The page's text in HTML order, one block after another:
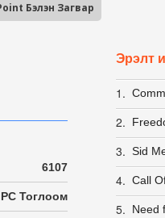
Бэлэн Загвар
6107
PC Тоглоом
Эрэлт
1.
2.
3. Sid
4. Call
5. Need